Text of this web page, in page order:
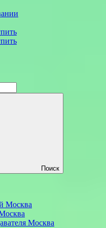
Поиск
Москва
Москва